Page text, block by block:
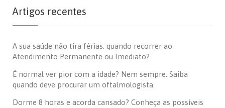
Artigos recentes
A sua saúde não tira férias: quando recorrer ao
Atendimento Permanente ou Imediato?
É normal ver pior com a idade? Nem sempre. Saiba
quando deve procurar um oftalmologista.
Dorme 8 horas e acorda cansado? Conheça as possíveis